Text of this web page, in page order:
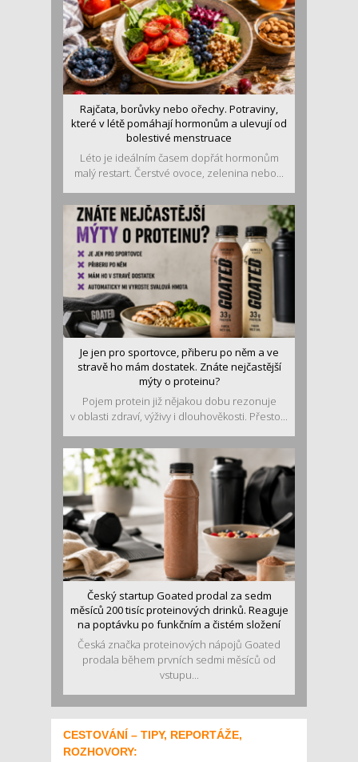
Rajčata, borůvky nebo ořechy. Potraviny,
které v létě pomáhají hormonům a ulevují od
bolestivé menstruace
Léto je ideálním časem dopřát hormonům
malý restart. Čerstvé ovoce, zelenina nebo...
Je jen pro sportovce, přiberu po něm a ve
stravě ho mám dostatek. Znáte nejčastější
mýty o proteinu?
Pojem protein již nějakou dobu rezonuje
v oblasti zdraví, výživy i dlouhověkosti. Přesto...
Český startup Goated prodal za sedm
měsíců 200 tisíc proteinových drinků. Reaguje
na poptávku po funkčním a čistém složení
Česká značka proteinových nápojů Goated
prodala během prvních sedmi měsíců od
vstupu...
CESTOVÁNÍ – TIPY, REPORTÁŽE,
ROZHOVORY: